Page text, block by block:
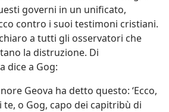
governi in un unificato,
contro i suoi testimoni cristiani.
a tutti gli osservatori che
la distruzione. Di
dice a Gog:
Geova ha detto questo: ‘Ecco,
o Gog, capo dei capitribù di